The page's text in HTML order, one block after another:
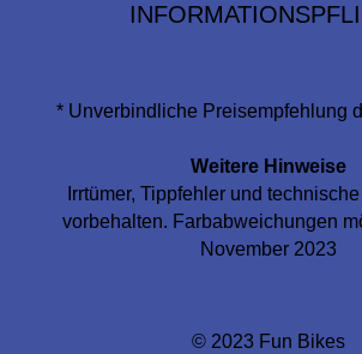
* Unverbindliche Preisempfehlung
Weitere Hinweise
Irrtümer, Tippfehler und
vorbehalten. Farbabweichungen
November 2023
© 2023 Fun Bikes